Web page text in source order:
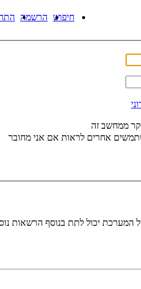
הרשמה חיפוש
ממחשב זה
אחרים לראות אם אני מחובר
המערכת יכול לתת בנוסף